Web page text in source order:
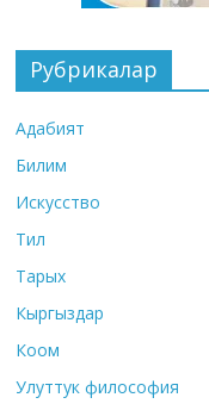
Рубрикалар
Адабият
Билим
Искусство
Тил
Тарых
Кыргыздар
Коом
Улуттук философия